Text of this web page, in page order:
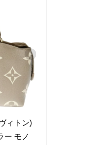
ィトン)
ー モノ